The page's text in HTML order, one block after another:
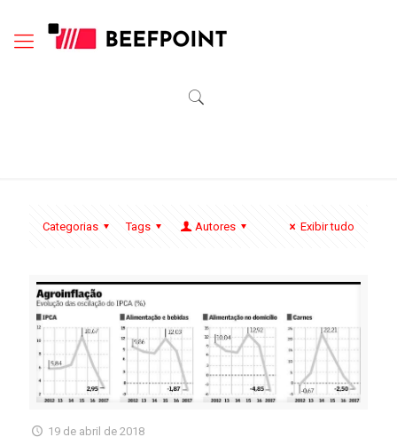
Categorias Tags Autores Exibir tudo
19 de abril de 2018